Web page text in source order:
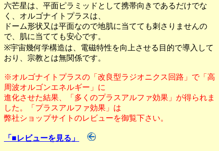
六芒星は、平面ピラミッドとして携帯向きであるだけでな
く、オルゴナイトプラスは、
ドーム形状又は平面なので地肌に当てても刺さりませんの
で、肌に当てても安心です。
※宇宙幾何学構造は、電磁特性を向上させる目的で導入して
おり、宗教とは無関係です。
※オルゴナイトプラスの「改良型ラジオニクス回路」で「高
周波オルゴンエネルギー」に
進化させた結果、「多くのプラスアルファ効果」が得られま
した。「プラスアルファ効果」は
弊社ショップサイトのレビューを御覧下さい。
「■レビューを見る」